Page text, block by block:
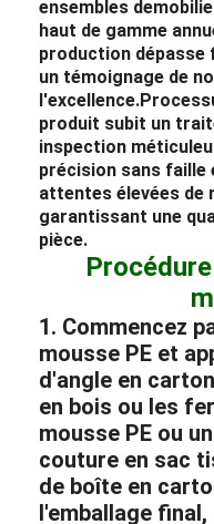
ensembles de
haut de gamme
production dépasse
un témoignage de
l'excellence.
produit subit un
inspection
précision sans faille
attentes élevées de
garantissant une
pièce.
1. Commencez
mousse PE et
d'angle en
en bois ou les
mousse PE ou
couture en sac
de boîte en
l'emballage